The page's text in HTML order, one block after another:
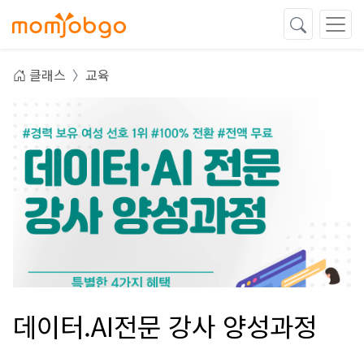
클래스 교육
데이터.AI전문 강사 양성과정